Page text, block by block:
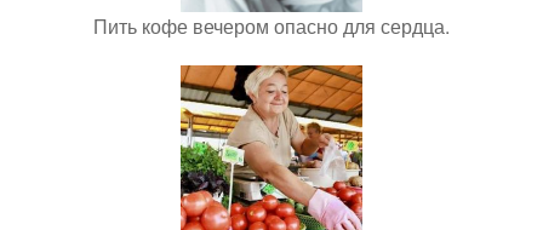
Пить кофе вечером опасно для сердца.